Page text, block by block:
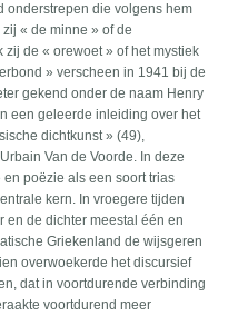
onderstrepen die volgens hem
« de minne » of de
de « orewoet » of het mystiek
» verscheen in 1941 bij de
gekend onder de naam Henry
een geleerde inleiding over het
dichtkunst » (49),
Van de Voorde. In deze
poëzie als een soort trias
kern. In vroegere tijden
en de dichter meestal één en
Griekenland de wijsgeren
overwoekerde het discursief
dat in voortdurende verbinding
voortdurend meer